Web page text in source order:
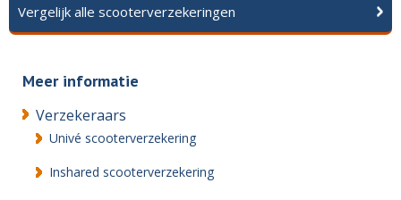
Vergelijk alle scooterverzekeringen
Meer informatie
Verzekeraars
Univé scooterverzekering
Inshared scooterverzekering